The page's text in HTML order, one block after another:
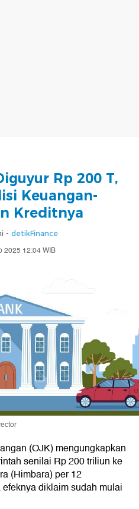
Rp 200 T,
Keuangan-
Kreditnya
- detikFinance
2025 12:04 WIB
(OJK) mengungkapkan
senilai Rp 200 triliun ke
(Himbara) per 12
diklaim sudah mulai